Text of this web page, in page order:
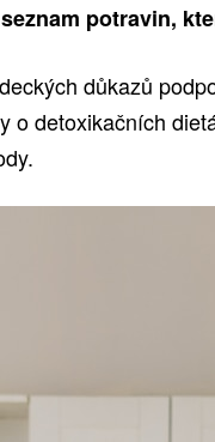
potravin,
důkazů
o detoxikačních